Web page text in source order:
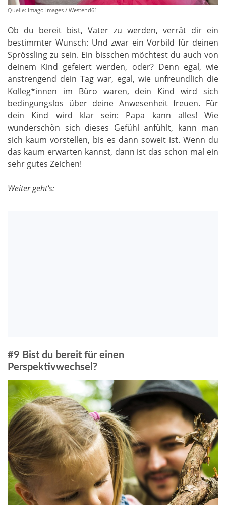
Quelle: imago images / Westend61
Ob du bereit bist, Vater zu werden, verrät dir ein
bestimmter Wunsch: Und zwar ein Vorbild für deinen
Sprössling zu sein. Ein bisschen möchtest du auch von
deinem Kind gefeiert werden, oder? Denn egal, wie
anstrengend dein Tag war, egal, wie unfreundlich die
Kolleg*innen im Büro waren, dein Kind wird sich
bedingungslos über deine Anwesenheit freuen. Für
dein Kind wird klar sein: Papa kann alles! Wie
wunderschön sich dieses Gefühl anfühlt, kann man
sich kaum vorstellen, bis es dann soweit ist. Wenn du
das kaum erwarten kannst, dann ist das schon mal ein
sehr gutes Zeichen!
Weiter geht's:
#9 Bist du bereit für einen
Perspektivwechsel?